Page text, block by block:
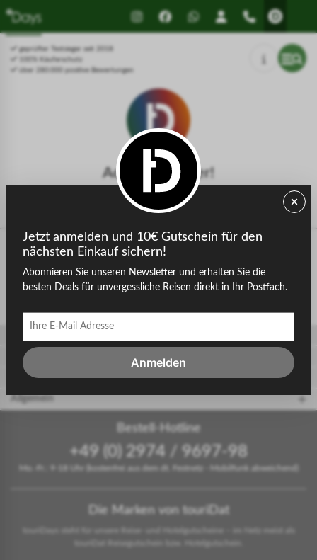
Drücken Sie Alt+1 für den
Bildschirmlesemodus, Alt+0 zum
Abbrechen
Leitfaden für barrierefreie
Bildschirmlesegeräte, Feedback
und Fehlerberichte | Neues
Fenstergeprüfter Testsieger seit 2018
100% Käuferschutz
über 280.000 positive Bewertungen
Achtung, Fehler!
Die gesuchte Seite konnte nicht gefunden werden.
zurück zur Startseite
Gastgeber
touriDat Reiseblog
Allgemein
Bestell-Hotline
+49 (0) 2974 / 9697-98
Mo.-Fr.: 9-18 Uhr (kostenfrei aus dem dt. Festnetz - Mobilfunk abweichend)
Die Marken von touriDat
touriDays steht für unsere Reise- und Hotelgutscheine – im Netz meist als
touriDat Reisegutschein bzw. Hotelgutschein.
Jetzt anmelden und 10€ Gutschein für den
nächsten Einkauf sichern!
Abonnieren Sie unseren Newsletter und erhalten Sie die
besten Deals für unvergessliche Reisen direkt in Ihr Postfach.
Anmelden